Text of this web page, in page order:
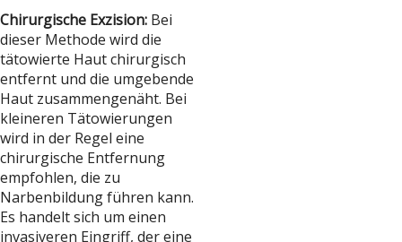
Chirurgische Exzision: Bei
dieser Methode wird die
tätowierte Haut chirurgisch
entfernt und die umgebende
Haut zusammengenäht. Bei
kleineren Tätowierungen
wird in der Regel eine
chirurgische Entfernung
empfohlen, die zu
Narbenbildung führen kann.
Es handelt sich um einen
invasiveren Eingriff, der eine